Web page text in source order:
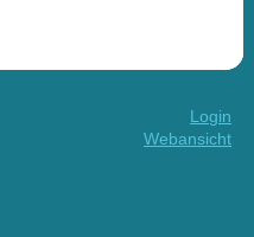
Login
Webansicht